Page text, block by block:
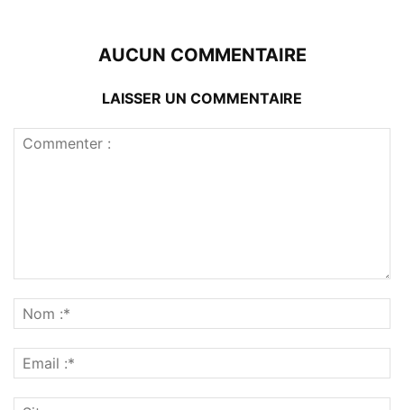
AUCUN COMMENTAIRE
LAISSER UN COMMENTAIRE